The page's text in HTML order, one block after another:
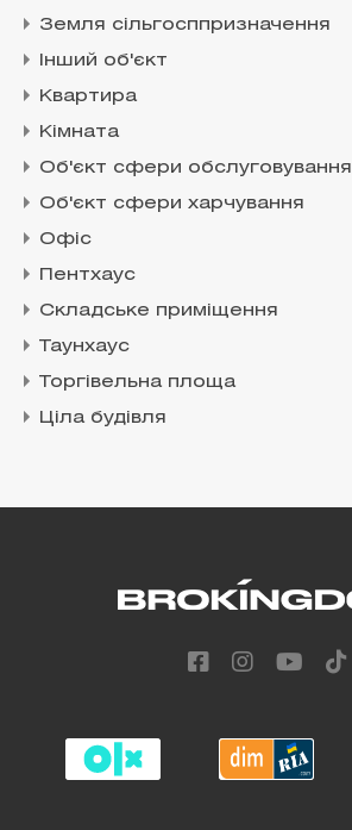
Земля сільгосппризначення
Інший об'єкт
Квартира
Кімната
Об'єкт сфери обслуговування
Об'єкт сфери харчування
Офіс
Пентхаус
Складське приміщення
Таунхаус
Торгівельна площа
Ціла будівля